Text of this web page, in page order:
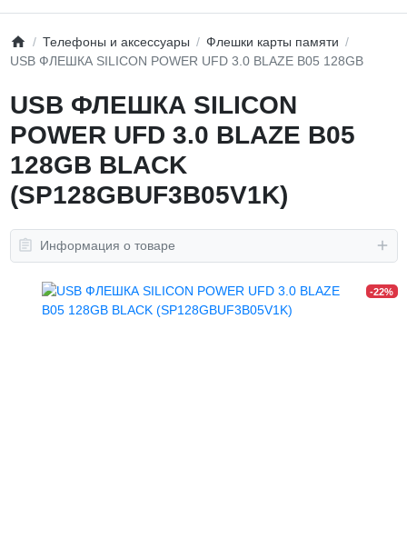
Телефоны и аксессуары
Флешки карты памяти
USB ФЛЕШКА SILICON POWER UFD 3.0 BLAZE B05 128GB
USB ФЛЕШКА SILICON
POWER UFD 3.0 BLAZE B05
128GB BLACK
(SP128GBUF3B05V1K)
Информация о товаре
-22%